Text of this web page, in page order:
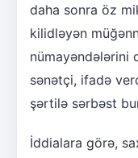
daha sonra öz
kilidləyən
nümayəndələrini
sənətçi, ifadə
şərtilə sərbəst
İddialara görə,